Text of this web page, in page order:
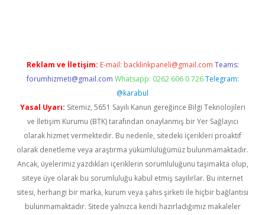
Reklam ve İletişim: E-mail: backlinkpaneli@gmail.com Teams:
forumhizmeti@gmail.com Whatsapp: 0262 606 0 726 Telegram:
@karabul
Yasal Uyarı: Sitemiz, 5651 Sayılı Kanun gereğince Bilgi Teknolojileri
ve İletişim Kurumu (BTK) tarafından onaylanmış bir Yer Sağlayıcı
olarak hizmet vermektedir. Bu nedenle, sitedeki içerikleri proaktif
olarak denetleme veya araştırma yükümlülüğümüz bulunmamaktadır.
Ancak, üyelerimiz yazdıkları içeriklerin sorumluluğunu taşımakta olup,
siteye üye olarak bu sorumluluğu kabul etmiş sayılırlar. Bu internet
sitesi, herhangi bir marka, kurum veya şahıs şirketi ile hiçbir bağlantısı
bulunmamaktadır. Sitede yalnızca kendi hazırladığımız makaleler